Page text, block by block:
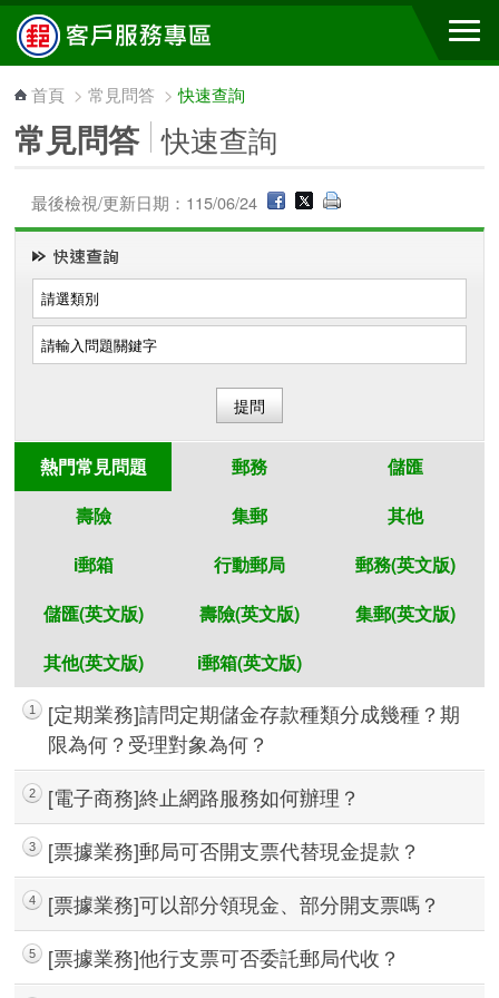
跳到主要內容區塊
首頁 >常見問答 >快速查詢
常見問答 快速查詢
最後檢視/更新日期：115/06/24
快速查詢
熱門常見問題 郵務
儲匯
壽險
集郵
其他
i郵箱
行動郵局
郵務(英文版)
儲匯(英文版)
壽險(英文版)
集郵(英文版)
其他(英文版)
i郵箱(英文版)
1
[定期業務]請問定期儲金存款種類分成幾種？期
限為何？受理對象為何？
2 [電子商務]終止網路服務如何辦理？
3 [票據業務]郵局可否開支票代替現金提款？
4 [票據業務]可以部分領現金、部分開支票嗎？
5
[票據業務]他行支票可否委託郵局代收？